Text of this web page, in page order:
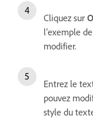
Cliquez sur
l’exemple
modifier.
Entrez le
pouvez
style du